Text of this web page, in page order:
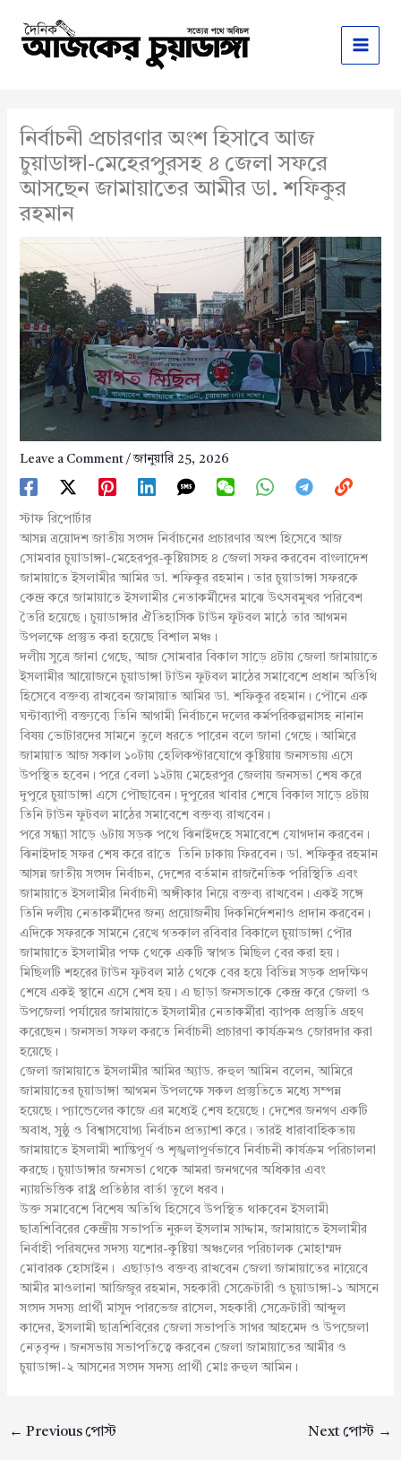
content
নির্বাচনী প্রচারণার অংশ হিসাবে আজ
চুয়াডাঙ্গা-মেহেরপুরসহ ৪ জেলা সফরে
আসছেন জামায়াতের আমীর ডা. শফিকুর
রহমান
Leave a Comment /জানুয়ারি 25, 2026
স্টাফ রিপোর্টার
আসন্ন ত্রয়োদশ জাতীয় সংসদ নির্বাচনের প্রচারণার অংশ হিসেবে আজ
সোমবার চুয়াডাঙ্গা-মেহেরপুর-কুষ্টিয়াসহ ৪ জেলা সফর করবেন বাংলাদেশ
জামায়াতে ইসলামীর আমির ডা. শফিকুর রহমান। তার চুয়াডাঙ্গা সফরকে
কেন্দ্র করে জামায়াতে ইসলামীর নেতাকর্মীদের মাঝে উৎসবমুখর পরিবেশ
তৈরি হয়েছে। চুয়াডাঙ্গার ঐতিহাসিক টাউন ফুটবল মাঠে তার আগমন
উপলক্ষে প্রস্তুত করা হয়েছে বিশাল মঞ্চ।
দলীয় সুত্রে জানা গেছে, আজ সোমবার বিকাল সাড়ে ৪টায় জেলা জামায়াতে
ইসলামীর আয়োজনে চুয়াডাঙ্গা টাউন ফুটবল মাঠের সমাবেশে প্রধান অতিথি
হিসেবে বক্তব্য রাখবেন জামায়াত আমির ডা. শফিকুর রহমান। পৌনে এক
ঘন্টাব্যাপী বক্ত্যব্যে তিনি আগামী নির্বাচনে দলের কর্মপরিকল্পনাসহ নানান
বিষয় ভোটারদের সামনে তুলে ধরতে পারেন বলে জানা গেছে। আমিরে
জামায়াত আজ সকাল ১০টায় হেলিকপ্টারযোগে কুষ্টিয়ায় জনসভায় এসে
উপস্থিত হবেন। পরে বেলা ১২টায় মেহেরপুর জেলায় জনসভা শেষ করে
দুপুরে চুয়াডাঙ্গা এসে পৌছাবেন। দুপুরের খাবার শেষে বিকাল সাড়ে ৪টায়
তিনি টাউন ফুটবল মাঠের সমাবেশে বক্তব্য রাখবেন।
পরে সন্ধ্যা সাড়ে ৬টায় সড়ক পথে ঝিনাইদহে সমাবেশে যোগদান করবেন।
ঝিনাইদাহ সফর শেষ করে রাতে তিনি ঢাকায় ফিরবেন। ডা. শফিকুর রহমান
আসন্ন জাতীয় সংসদ নির্বাচন, দেশের বর্তমান রাজনৈতিক পরিস্থিতি এবং
জামায়াতে ইসলামীর নির্বাচনী অঙ্গীকার নিয়ে বক্তব্য রাখবেন। একই সঙ্গে
তিনি দলীয় নেতাকর্মীদের জন্য প্রয়োজনীয় দিকনির্দেশনাও প্রদান করবেন।
এদিকে সফরকে সামনে রেখে গতকাল রবিবার বিকালে চুয়াডাঙ্গা পৌর
জামায়াতে ইসলামীর পক্ষ থেকে একটি স্বাগত মিছিল বের করা হয়।
মিছিলটি শহরের টাউন ফুটবল মাঠ থেকে বের হয়ে বিভিন্ন সড়ক প্রদক্ষিণ
শেষে একই স্থানে এসে শেষ হয়। এ ছাড়া জনসভাকে কেন্দ্র করে জেলা ও
উপজেলা পর্যায়ের জামায়াতে ইসলামীর নেতাকর্মীরা ব্যাপক প্রস্তুতি গ্রহণ
করেছেন। জনসভা সফল করতে নির্বাচনী প্রচারণা কার্যক্রমও জোরদার করা
হয়েছে।
জেলা জামায়াতে ইসলামীর আমির অ্যাড. রুহুল আমিন বলেন, আমিরে
জামায়াতের চুয়াডাঙ্গা আগমন উপলক্ষে সকল প্রস্তুতিতে মধ্যে সম্পন্ন
হয়েছে। প্যান্ডেলের কাজে এর মধ্যেই শেষ হয়েছে। দেশের জনগণ একটি
অবাধ, সুষ্ঠু ও বিশ্বাসযোগ্য নির্বাচন প্রত্যাশা করে। তারই ধারাবাহিকতায়
জামায়াতে ইসলামী শান্তিপূর্ণ ও শৃঙ্খলাপূর্ণভাবে নির্বাচনী কার্যক্রম পরিচালনা
করছে। চুয়াডাঙ্গার জনসভা থেকে আমরা জনগণের অধিকার এবং
ন্যায়ভিত্তিক রাষ্ট্র প্রতিষ্ঠার বার্তা তুলে ধরব।
উক্ত সমাবেশে বিশেষ অতিথি হিসেবে উপস্থিত থাকবেন ইসলামী
ছাত্রশিবিরের কেন্দ্রীয় সভাপতি নুরুল ইসলাম সাদ্দাম, জামায়াতে ইসলামীর
নির্বাহী পরিষদের সদস্য যশোর-কুষ্টিয়া অঞ্চলের পরিচালক মোহাম্মদ
মোবারক হোসাইন। এছাড়াও বক্তব্য রাখবেন জেলা জামায়াতের নায়েবে
আমীর মাওলানা আজিজুর রহমান, সহকারী সেক্রেটারী ও চুয়াডাঙ্গা-১ আসনে
সংসদ সদস্য প্রার্থী মাসুদ পারভেজ রাসেল, সহকারী সেক্রেটারী আব্দুল
কাদের, ইসলামী ছাত্রশিবিরের জেলা সভাপতি সাগর আহমেদ ও উপজেলা
নেতৃবৃন্দ। জনসভায় সভাপতিত্বে করবেন জেলা জামায়াতের আমীর ও
চুয়াডাঙ্গা-২ আসনের সংসদ সদস্য প্রার্থী মোঃ রুহুল আমিন।
← Previous পোস্ট Next পোস্ট →